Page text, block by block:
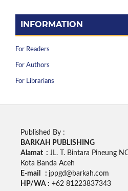
INFORMATION
For Readers
For Authors
For Librarians
Published By :
BARKAH PUBLISHING
Alamat : JL. T. Bintara Pineung
Kota Banda Aceh
E-mail : jppgd@barkah.com
HP/WA : +62 81223837343